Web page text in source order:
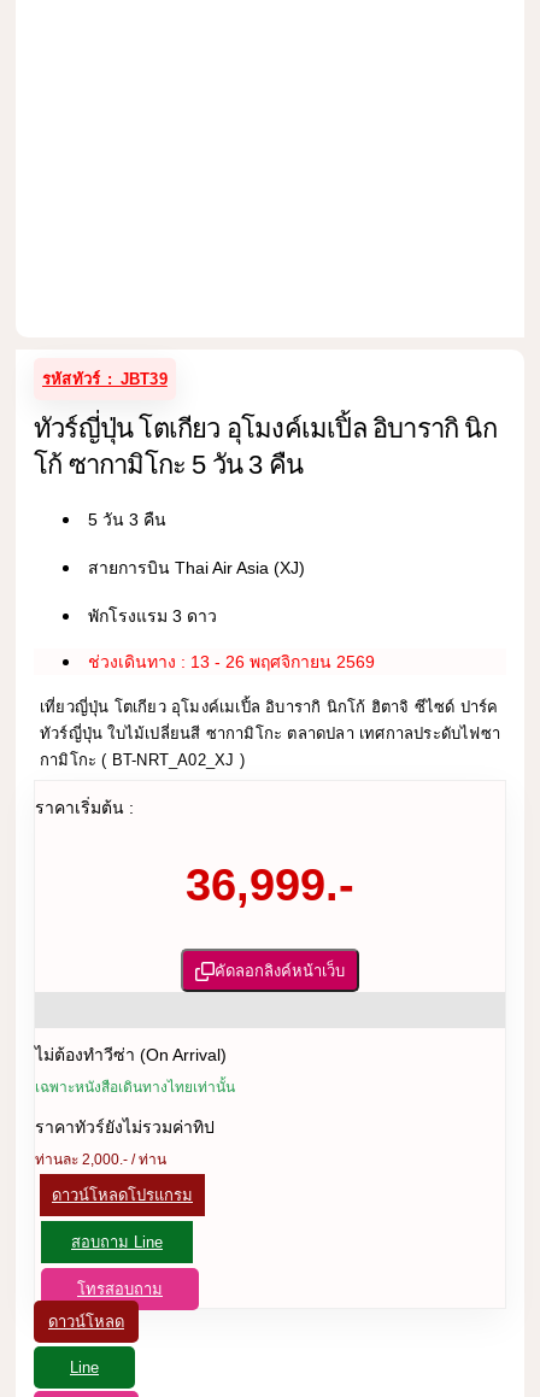
รหัสทัวร์ : JBT39
ทัวร์ญี่ปุ่น โตเกียว อุโมงค์เมเปิ้ล อิบารากิ นิก
โก้ ซากามิโกะ 5 วัน 3 คืน
5 วัน 3 คืน
สายการบิน Thai Air Asia (XJ)
พักโรงแรม 3 ดาว
ช่วงเดินทาง : 13 - 26 พฤศจิกายน 2569
เที่ยวญี่ปุ่น โตเกียว อุโมงค์เมเปิ้ล อิบารากิ นิกโก้ ฮิตาจิ ซีไซด์ ปาร์ค
ทัวร์ญี่ปุ่น ใบไม้เปลี่ยนสี ซากามิโกะ ตลาดปลา เทศกาลประดับไฟซา
กามิโกะ ( BT-NRT_A02_XJ )
ราคาเริ่มต้น :
36,999.-
คัดลอกลิงค์หน้าเว็บ
ไม่ต้องทำวีซ่า (On Arrival)
เฉพาะหนังสือเดินทางไทยเท่านั้น
ราคาทัวร์ยังไม่รวมค่าทิป
ท่านละ 2,000.- / ท่าน
ดาวน์โหลดโปรแกรม
สอบถาม Line
โทรสอบถาม
ดาวน์โหลด
Line